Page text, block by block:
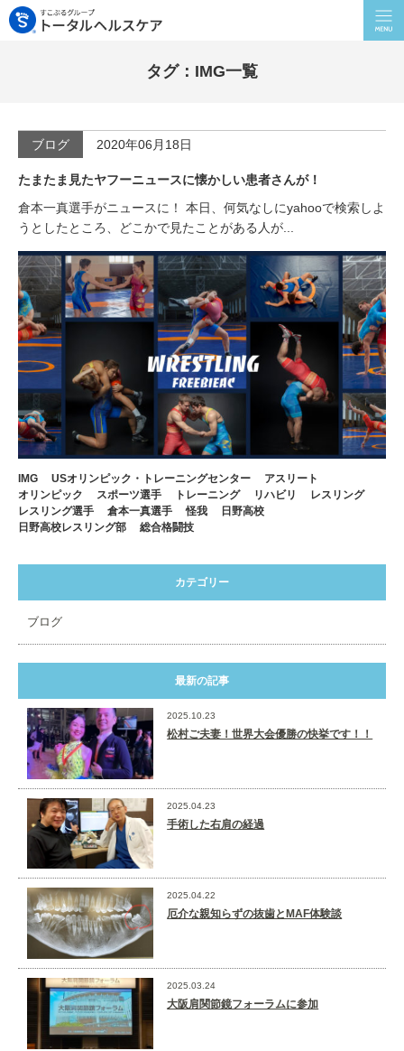
タグ：IMG一覧
ブログ 2020年06月18日
たまたま見たヤフーニュースに懐かしい患者さんが！
倉本一真選手がニュースに！ 本日、何気なしにyahooで検索しよ
うとしたところ、どこかで見たことがある人が...
IMG USオリンピック・トレーニングセンター
アスリート
オリンピック
スポーツ選手 トレーニング リハビリ
レスリング
レスリング選手
倉本一真選手 怪我
日野高校
日野高校レスリング部
総合格闘技
カテゴリー
ブログ
最新の記事
2025.10.23
松村ご夫妻！世界大会優勝の快挙です！！
2025.04.23
手術した右肩の経過
2025.04.22
厄介な親知らずの抜歯とMAF体験談
2025.03.24
大阪肩関節鏡フォーラムに参加